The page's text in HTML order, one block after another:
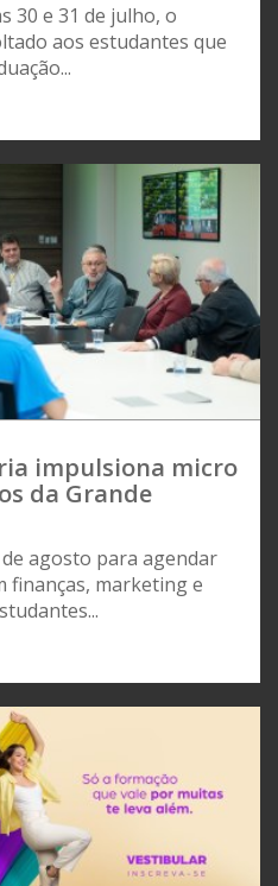
30 e 31 de julho, o
aos estudantes que
impulsiona micro
da Grande
agosto para agendar
finanças, marketing e